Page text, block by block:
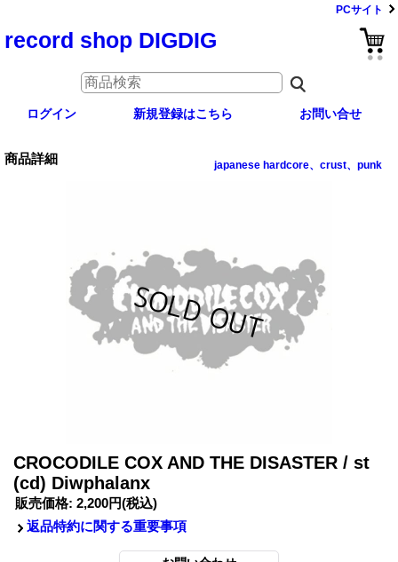
PCサイト
record shop DIGDIG
ログイン 新規登録はこちら お問い合せ
商品詳細 japanese hardcore、crust、punk
CROCODILE COX AND THE DISASTER / st
(cd) Diwphalanx
販売価格: 2,200円(税込)
返品特約に関する重要事項